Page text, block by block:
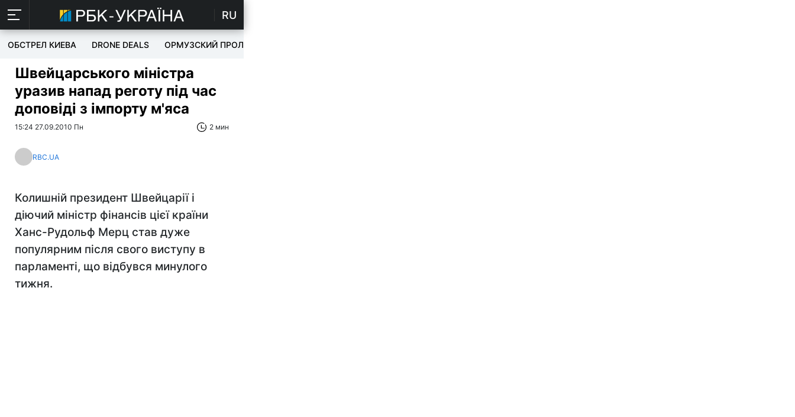
RU
ОБСТРЕЛ КИЕВА DRONE DEALS ОРМУЗСКИЙ ПРОЛИВ
Швейцарського міністра
уразив напад реготу під час
доповіді з імпорту м'яса
15:24 27.09.2010 Пн 2 мин
RBC.UA
Колишній президент Швейцарії і
діючий міністр фінансів цієї країни
Ханс-Рудольф Мерц став дуже
популярним після свого виступу в
парламенті, що відбувся минулого
тижня.